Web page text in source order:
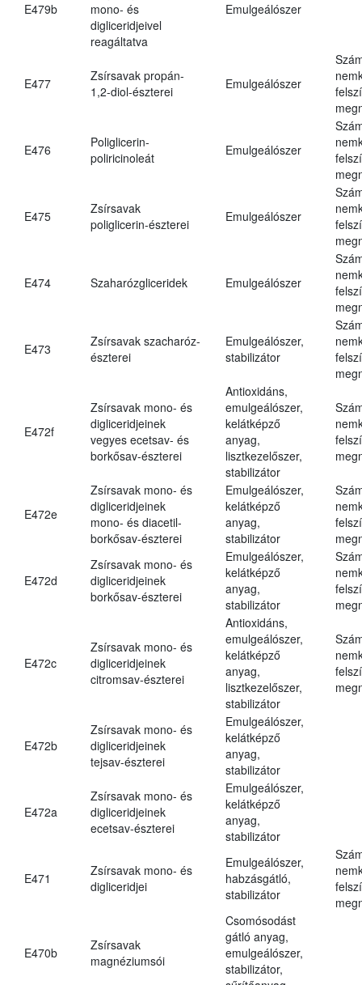
E479b
mono- és
digliceridjeivel
reagáltatva
Emulgeálószer
E477
Zsírsavak propán-
1,2-diol-észterei
Emulgeálószer
E476
Poliglicerin-
poliricinoleát
Emulgeálószer
E475
Zsírsavak
poliglicerin-észterei
Emulgeálószer
E474 Szaharózgliceridek Emulgeálószer
E473
Zsírsavak szacharóz-
észterei
Emulgeálószer,
stabilizátor
E472f
Zsírsavak mono- és
digliceridjeinek
vegyes ecetsav- és
borkősav-észterei
Antioxidáns,
emulgeálószer,
kelátképző
anyag,
lisztkezelőszer,
stabilizátor
E472e
Zsírsavak mono- és
digliceridjeinek
mono- és diacetil-
borkősav-észterei
Emulgeálószer,
kelátképző
anyag,
stabilizátor
E472d
Zsírsavak mono- és
digliceridjeinek
borkősav-észterei
Emulgeálószer,
kelátképző
anyag,
stabilizátor
E472c
Zsírsavak mono- és
digliceridjeinek
citromsav-észterei
Antioxidáns,
emulgeálószer,
kelátképző
anyag,
lisztkezelőszer,
stabilizátor
E472b
Zsírsavak mono- és
digliceridjeinek
tejsav-észterei
Emulgeálószer,
kelátképző
anyag,
stabilizátor
E472a
Zsírsavak mono- és
digliceridjeinek
ecetsav-észterei
Emulgeálószer,
kelátképző
anyag,
stabilizátor
E471
Zsírsavak mono- és
digliceridjei
Emulgeálószer,
habzásgátló,
stabilizátor
E470b
Zsírsavak
magnéziumsói
Csomósodást
gátló anyag,
emulgeálószer,
stabilizátor,